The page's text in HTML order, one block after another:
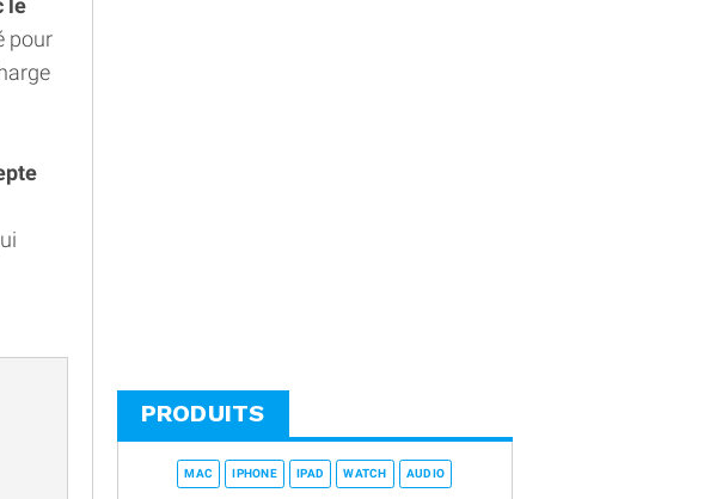
le
pour
PRODUITS
MAC IPHONE IPAD WATCH AUDIO